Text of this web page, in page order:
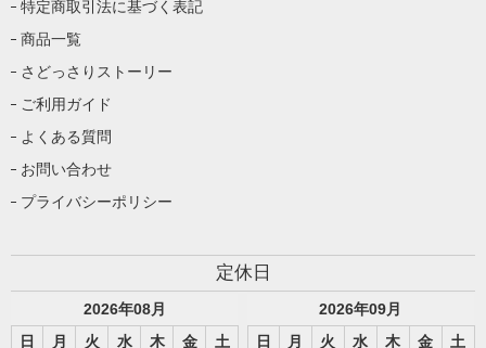
特定商取引法に基づく表記
商品一覧
さどっさりストーリー
ご利用ガイド
よくある質問
お問い合わせ
プライバシーポリシー
定休日
2026年08月
日
月 火 水 木 金 土
2026年09月
日
月 火 水 木 金 土